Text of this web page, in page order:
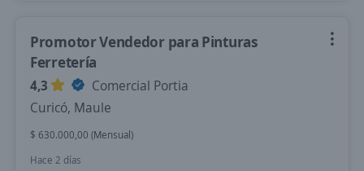
Promotor Vendedor para Pinturas
Ferretería
4,3
Comercial Portia
Curicó, Maule
$ 630.000,00 (Mensual)
Hace 2 días